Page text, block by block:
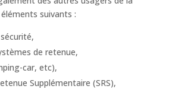
suivants :
de retenue,
car, etc),
Supplémentaire (SRS),